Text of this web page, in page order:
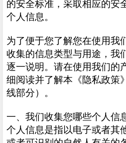
的安全标准，采取相应的安
个人信息。
为了便于您了解您在使用我
收集的信息类型与用途，我
逐一说明。请在使用我们的
细阅读并了解本《隐私政策
线部分）。
一、我们收集您哪些个人信
个人信息是指以电子或者其